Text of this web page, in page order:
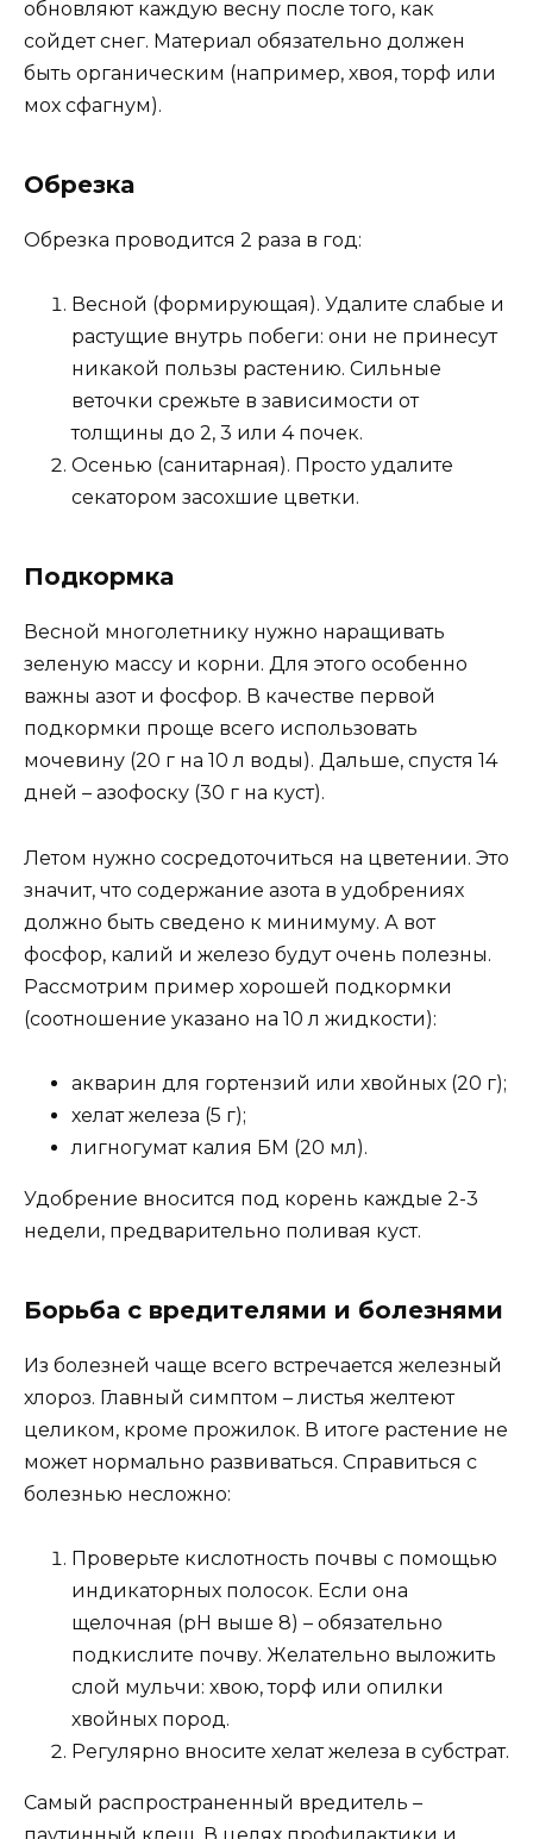
обновляют каждую весну после того, как
сойдет снег. Материал обязательно должен
быть органическим (например, хвоя, торф или
мох сфагнум).
Обрезка
Обрезка проводится 2 раза в год:
Весной (формирующая). Удалите слабые и
растущие внутрь побеги: они не принесут
никакой пользы растению. Сильные
веточки срежьте в зависимости от
толщины до 2, 3 или 4 почек.
Осенью (санитарная). Просто удалите
секатором засохшие цветки.
Подкормка
Весной многолетнику нужно наращивать
зеленую массу и корни. Для этого особенно
важны азот и фосфор. В качестве первой
подкормки проще всего использовать
мочевину (20 г на 10 л воды). Дальше, спустя 14
дней – азофоску (30 г на куст).
Летом нужно сосредоточиться на цветении. Это
значит, что содержание азота в удобрениях
должно быть сведено к минимуму. А вот
фосфор, калий и железо будут очень полезны.
Рассмотрим пример хорошей подкормки
(соотношение указано на 10 л жидкости):
акварин для гортензий или хвойных (20 г);
хелат железа (5 г);
лигногумат калия БМ (20 мл).
Удобрение вносится под корень каждые 2-3
недели, предварительно поливая куст.
Борьба с вредителями и болезнями
Из болезней чаще всего встречается железный
хлороз. Главный симптом – листья желтеют
целиком, кроме прожилок. В итоге растение не
может нормально развиваться. Справиться с
болезнью несложно:
Проверьте кислотность почвы с помощью
индикаторных полосок. Если она
щелочная (pH выше 8) – обязательно
подкислите почву. Желательно выложить
слой мульчи: хвою, торф или опилки
хвойных пород.
Регулярно вносите хелат железа в субстрат.
Самый распространенный вредитель –